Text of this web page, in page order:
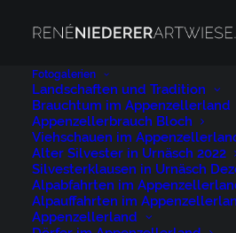
Fotogalerien
Landschaften und Tradition
Brauchtum im Appenzellerland
Appenzellerbrauch Bloch
Viehschauen im
Alter Silvester in Urnäsch 2022
Silvesterklausen in Urnäsch
Alpabfahrten im
Alpauffahrten im
Appenzellerland
Arbeiter
Home Archive by